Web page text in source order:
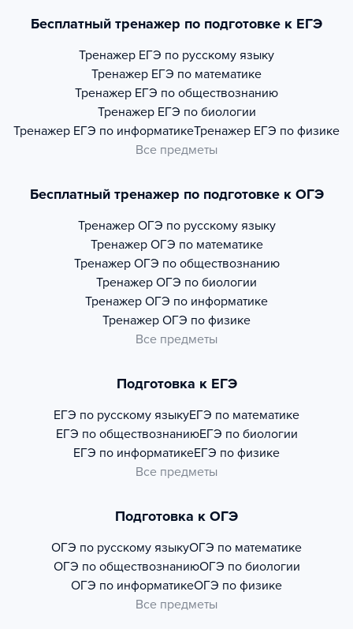
Бесплатный тренажер по подготовке к ЕГЭ
Тренажер ЕГЭ по русскому языку
Тренажер ЕГЭ по математике
Тренажер ЕГЭ по обществознанию
Тренажер ЕГЭ по биологии
Тренажер ЕГЭ по информатикеТренажер ЕГЭ по физике
Все предметы
Бесплатный тренажер по подготовке к ОГЭ
Тренажер ОГЭ по русскому языку
Тренажер ОГЭ по математике
Тренажер ОГЭ по обществознанию
Тренажер ОГЭ по биологии
Тренажер ОГЭ по информатике
Тренажер ОГЭ по физике
Все предметы
Подготовка к ЕГЭ
ЕГЭ по русскому языкуЕГЭ по математике
ЕГЭ по обществознаниюЕГЭ по биологии
ЕГЭ по информатикеЕГЭ по физике
Все предметы
Подготовка к ОГЭ
ОГЭ по русскому языкуОГЭ по математике
ОГЭ по обществознаниюОГЭ по биологии
ОГЭ по информатикеОГЭ по физике
Все предметы